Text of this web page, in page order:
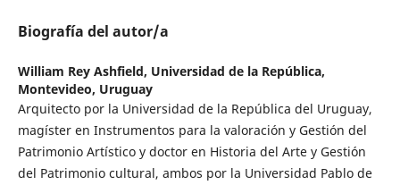
Biografía del autor/a
William Rey Ashfield, Universidad de la República,
Montevideo, Uruguay
Arquitecto por la Universidad de la República del Uruguay,
magíster en Instrumentos para la valoración y Gestión del
Patrimonio Artístico y doctor en Historia del Arte y Gestión
del Patrimonio cultural, ambos por la Universidad Pablo de